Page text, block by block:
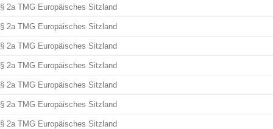
§ 2a TMG Europäisches Sitzland
§ 2a TMG Europäisches Sitzland
§ 2a TMG Europäisches Sitzland
§ 2a TMG Europäisches Sitzland
§ 2a TMG Europäisches Sitzland
§ 2a TMG Europäisches Sitzland
§ 2a TMG Europäisches Sitzland